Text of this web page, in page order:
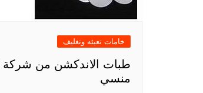
خامات تعبئه وتغليف
طبات الاندكشن من شركة
منسي